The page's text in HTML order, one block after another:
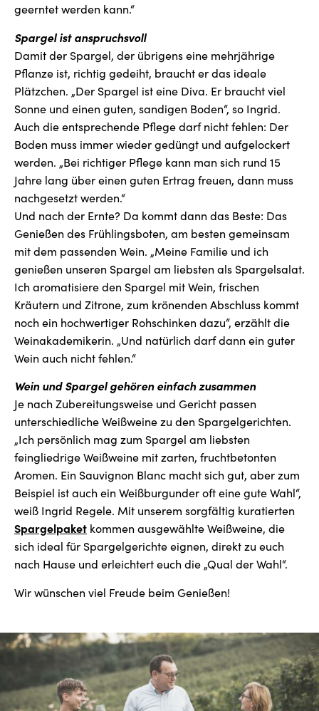
geerntet werden kann.“
Spargel ist anspruchsvoll
Damit der Spargel, der übrigens eine mehrjährige
Pflanze ist, richtig gedeiht, braucht er das ideale
Plätzchen. „Der Spargel ist eine Diva. Er braucht viel
Sonne und einen guten, sandigen Boden“, so Ingrid.
Auch die entsprechende Pflege darf nicht fehlen: Der
Boden muss immer wieder gedüngt und aufgelockert
werden. „Bei richtiger Pflege kann man sich rund 15
Jahre lang über einen guten Ertrag freuen, dann muss
nachgesetzt werden.“
Und nach der Ernte? Da kommt dann das Beste: Das
Genießen des Frühlingsboten, am besten gemeinsam
mit dem passenden Wein. „Meine Familie und ich
genießen unseren Spargel am liebsten als Spargelsalat.
Ich aromatisiere den Spargel mit Wein, frischen
Kräutern und Zitrone, zum krönenden Abschluss kommt
noch ein hochwertiger Rohschinken dazu“, erzählt die
Weinakademikerin. „Und natürlich darf dann ein guter
Wein auch nicht fehlen.“
Wein und Spargel gehören einfach zusammen
Je nach Zubereitungsweise und Gericht passen
unterschiedliche Weißweine zu den Spargelgerichten.
„Ich persönlich mag zum Spargel am liebsten
feingliedrige Weißweine mit zarten, fruchtbetonten
Aromen. Ein Sauvignon Blanc macht sich gut, aber zum
Beispiel ist auch ein Weißburgunder oft eine gute Wahl“,
weiß Ingrid Regele. Mit unserem sorgfältig kuratierten
Spargelpaket kommen ausgewählte Weißweine, die
sich ideal für Spargelgerichte eignen, direkt zu euch
nach Hause und erleichtert euch die „Qual der Wahl“.
Wir wünschen viel Freude beim Genießen!